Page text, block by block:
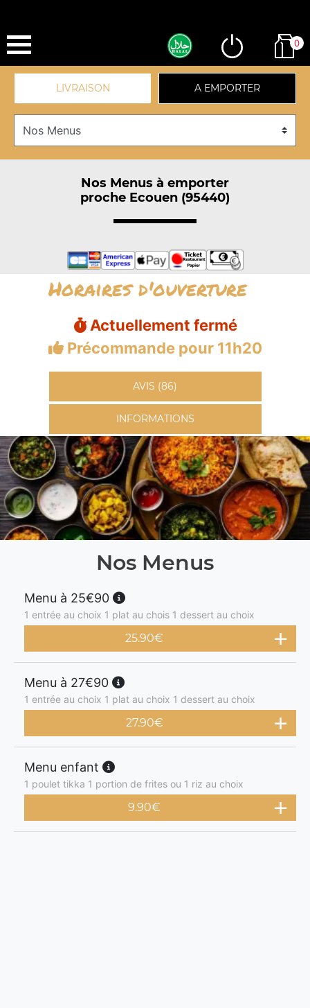
0
LIVRAISON A EMPORTER
Nos Menus à emporter
proche Ecouen (95440)
Horaires d'ouverture
Actuellement fermé
Précommande pour 11h20
AVIS (86)
INFORMATIONS
Nos Menus
Menu à 25€90
1 entrée au choix 1 plat au chois 1 dessert au choix
25.90€
Menu à 27€90
1 entrée au choix 1 plat au choix 1 dessert au choix
27.90€
Menu enfant
1 poulet tikka 1 portion de frites ou 1 riz au choix
9.90€